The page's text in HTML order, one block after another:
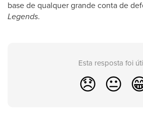
base de qualquer grande conta de
Legends.
Esta resposta foi
😞 😐